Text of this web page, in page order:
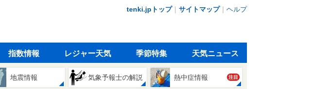
tenki.jpトップ｜ サイトマップ｜ ヘルプ
指数情報 レジャー天気 季節特集 天気ニュース
地震情報 気象予報士の解説 熱中症情報 注目